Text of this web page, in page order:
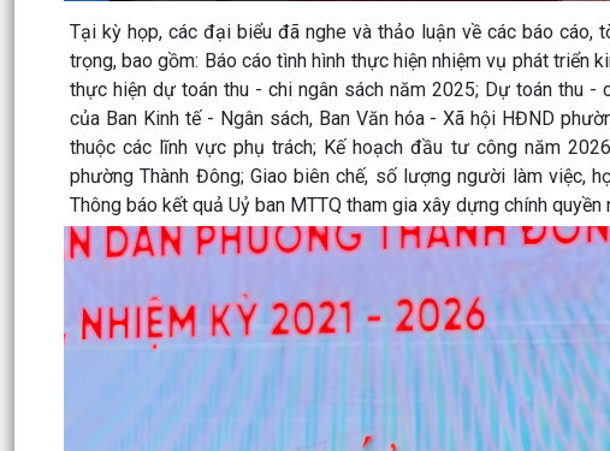
Tại kỳ họp, các đại biểu đã nghe và thảo luận về các báo
trọng, bao gồm: Báo cáo tình hình thực hiện nhiệm vụ phát triển
thực hiện dự toán thu - chi ngân sách năm 2025; Dự toán thu -
của Ban Kinh tế - Ngân sách, Ban Văn hóa - Xã hội HĐND
thuộc các lĩnh vực phụ trách; Kế hoạch đầu tư công năm
phường Thành Đông; Giao biên chế, số lượng người làm việc,
Thông báo kết quả Uỷ ban MTTQ tham gia xây dựng chính quyền